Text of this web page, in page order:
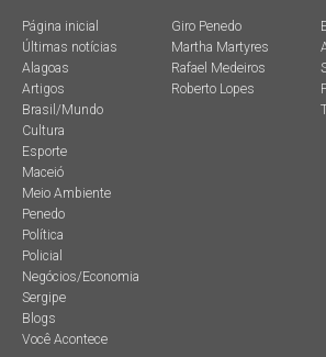
Página inicial
Últimas notícias
Alagoas
Artigos
Brasil/Mundo
Cultura
Esporte
Maceió
Meio Ambiente
Penedo
Política
Policial
Negócios/Economia
Sergipe
Blogs
Você Acontece
Giro Penedo
Martha Martyres
Rafael Medeiros
Roberto Lopes